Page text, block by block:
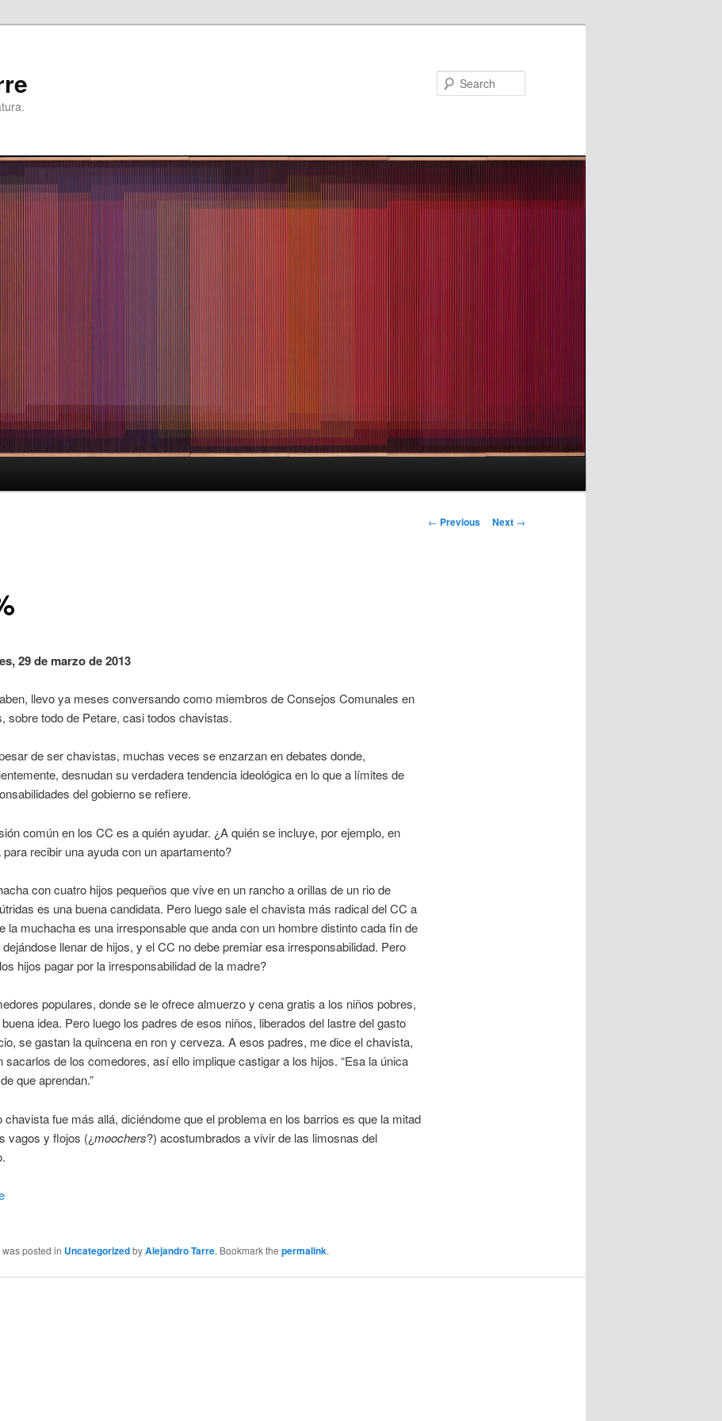
Post
← Previous Next →
29 de marzo de 2013
llevo ya meses conversando como miembros de Consejos Comunales en
sobre todo de Petare, casi todos chavistas.
de ser chavistas, muchas veces se enzarzan en debates donde,
desnudan su verdadera tendencia ideológica en lo que a límites de
del gobierno se refiere.
común en los CC es a quién ayudar. ¿A quién se incluye, por ejemplo, en
para recibir una ayuda con un apartamento?
con cuatro hijos pequeños que vive en un rancho a orillas de un rio de
es una buena candidata. Pero luego sale el chavista más radical del CC a
la muchacha es una irresponsable que anda con un hombre distinto cada fin de
llenar de hijos, y el CC no debe premiar esa irresponsabilidad. Pero
hijos pagar por la irresponsabilidad de la madre?
populares, donde se le ofrece almuerzo y cena gratis a los niños pobres,
idea. Pero luego los padres de esos niños, liberados del lastre del gasto
se gastan la quincena en ron y cerveza. A esos padres, me dice el chavista,
sacarlos de los comedores, así ello implique castigar a los hijos. “Esa la única
que aprendan.”
chavista fue más allá, diciéndome que el problema en los barrios es que la mitad
vagos y flojos (¿moochers?) acostumbrados a vivir de las limosnas del
posted in UncategorizedbyAlejandro Tarre. Bookmark the permalink.